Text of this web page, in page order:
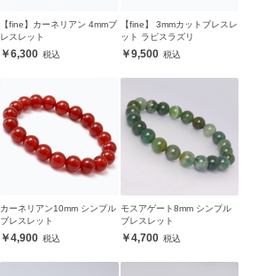
【fine】カーネリアン 4mmブ
レスレット
6,300
【fine】 3mmカットブレスレ
ット ラピスラズリ
9,500
カーネリアン10mm シンプル
ブレスレット
4,900
モスアゲート8mm シンプル
ブレスレット
4,700